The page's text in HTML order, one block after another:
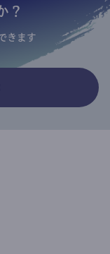
？
きます